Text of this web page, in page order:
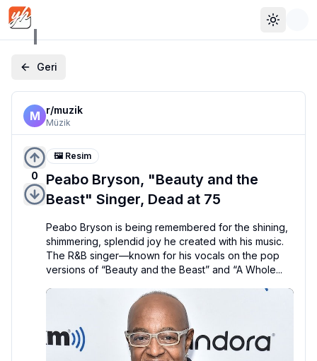
Toggle
Geri
M r/muzik
Müzik
0
🖼️ Resim
Peabo Bryson, "Beauty and the
Beast" Singer, Dead at 75
Peabo Bryson is being remembered for the shining,
shimmering, splendid joy he created with his music.
The R&B singer—known for his vocals on the pop
versions of “Beauty and the Beast” and “A Whole...